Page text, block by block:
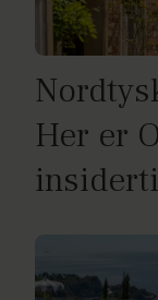
Her er